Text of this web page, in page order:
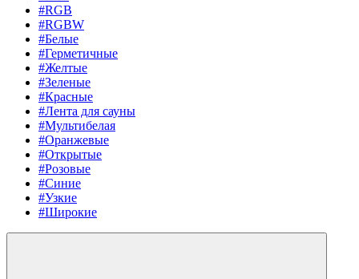
#RGB
#RGBW
#Белые
#Герметичные
#Желтые
#Зеленые
#Красные
#Лента для сауны
#Мультибелая
#Оранжевые
#Открытые
#Розовые
#Синие
#Узкие
#Широкие